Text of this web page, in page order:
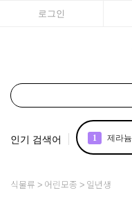
로그인
인기 검색어 1 제라늄
식물류 어린모종 일년생